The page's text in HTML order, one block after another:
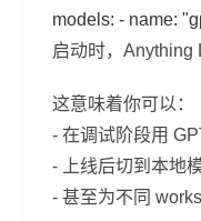
models: - name:
启动时，Anything
这意味着你可以：
- 在调试阶段用
- 上线后切到本地
- 甚至为不同